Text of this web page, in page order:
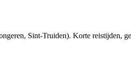
Sint-Truiden). Korte reistijden,